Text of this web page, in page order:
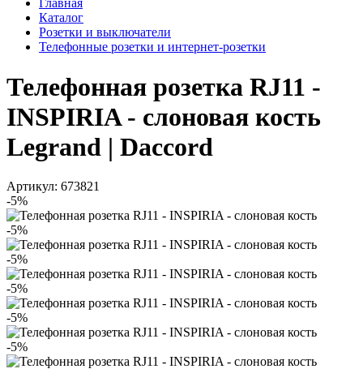
Главная
Каталог
Розетки и выключатели
Телефонные розетки и интернет-розетки
Телефонная розетка RJ11 -
INSPIRIA - слоновая кость
Legrand | Daccord
Артикул: 673821
-5%
-5%
-5%
-5%
-5%
-5%